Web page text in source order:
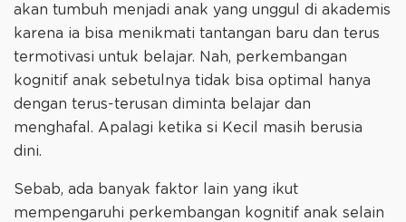
akan tumbuh menjadi anak yang unggul di akademis
karena ia bisa menikmati tantangan baru dan terus
termotivasi untuk belajar. Nah, perkembangan
kognitif anak sebetulnya tidak bisa optimal hanya
dengan terus-terusan diminta belajar dan
menghafal. Apalagi ketika si Kecil masih berusia
dini.
Sebab, ada banyak faktor lain yang ikut
mempengaruhi perkembangan kognitif anak selain